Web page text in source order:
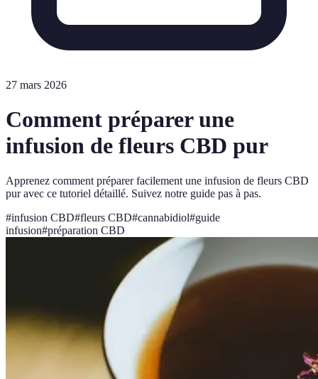
27 mars 2026
Comment préparer une
infusion de fleurs CBD pur
Apprenez comment préparer facilement une infusion de fleurs CBD
pur avec ce tutoriel détaillé. Suivez notre guide pas à pas.
#infusion CBD#fleurs CBD#cannabidiol#guide
infusion#préparation CBD